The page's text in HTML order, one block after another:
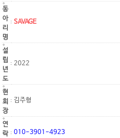
동
아
리
명
SAVAGE
설
립
년
도
2022
현
회
장
김주형
연
락
010-3901-4923